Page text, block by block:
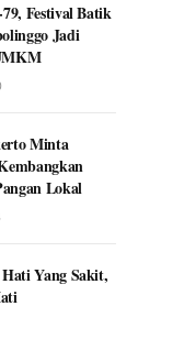
Festival Batik
Jadi
Minta
Lokal
Yang Sakit,